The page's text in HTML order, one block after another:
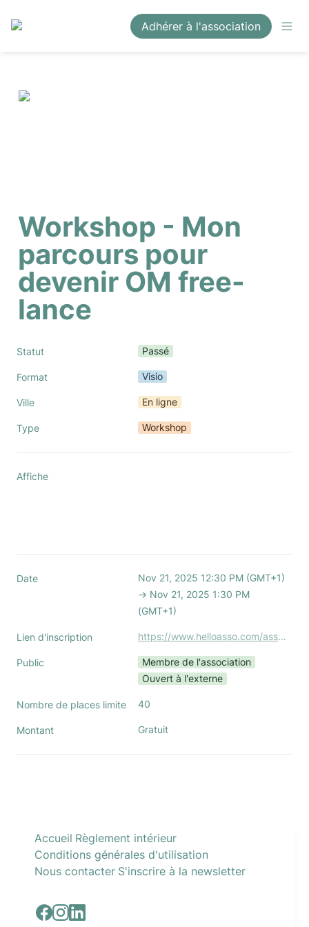
Adhérer à l'association
Workshop - Mon
parcours pour
devenir OM free-
lance
Statut Passé
Format Visio
Ville En ligne
Type Workshop
Affiche
Date
Nov 21, 2025 12:30 PM (GMT+1)
→ Nov 21, 2025 1:30 PM
(GMT+1)
Lien d'inscription https://www.helloasso.com/associations/association-nationale-des-office-managers-boom/evenements/ws-mon-parcours-freelance
Public
Membre de l'association
Ouvert à l'externe
Nombre de places limite 40
Montant Gratuit
Accueil Règlement intérieur
Conditions générales d'utilisation
Nous contacter S'inscrire à la newsletter